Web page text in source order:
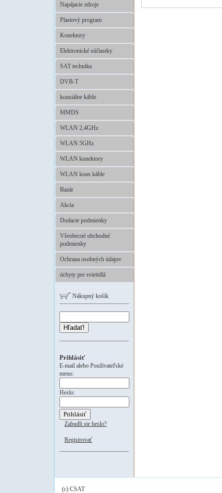
Napájacie zdroje
Plastový program
Konektory
Elektronické súčiastky
SAT technika
DVB-T
koaxiálne káble
MMDS
WLAN 2,4GHz
WLAN 5GHz
WLAN konektory
WLAN koax káble
Bazár
Akcia
Dodacie podmienky
Všeobecné obchodné
podmienky
Ochrana osobných údajov
úchyty pre svietidlá
Nákupný košík
Hľadať!
Prihlásiť
E-mail alebo Používateľské
meno:
Heslo:
Zabudli ste heslo?
Registrovať
(c) CSAT